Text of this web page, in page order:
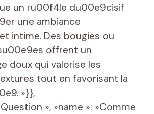
un ru00f4le du00e9cisif
une ambiance
intime. Des bougies ou
offrent un
doux qui valorise les
tout en favorisant la
»}},
», »name »: »Comme